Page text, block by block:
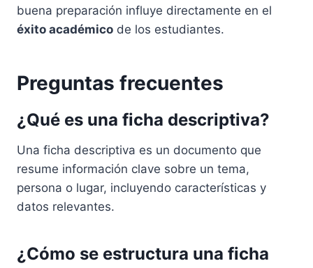
buena preparación influye directamente en el
éxito académico de los estudiantes.
Preguntas frecuentes
¿Qué es una ficha descriptiva?
Una ficha descriptiva es un documento que
resume información clave sobre un tema,
persona o lugar, incluyendo características y
datos relevantes.
¿Cómo se estructura una ficha